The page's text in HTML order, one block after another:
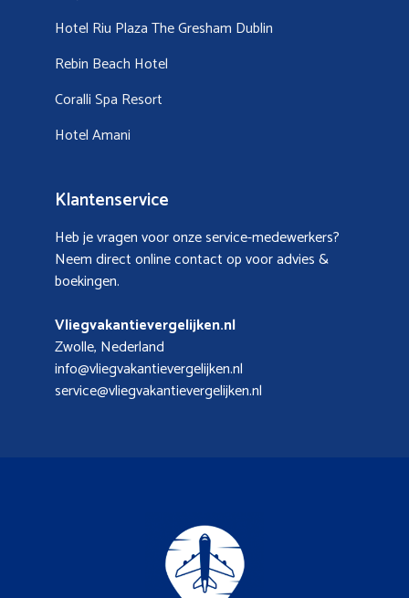
Hotel Riu Plaza The Gresham Dublin
Rebin Beach Hotel
Coralli Spa Resort
Hotel Amani
Klantenservice
Heb je vragen voor onze service-medewerkers?
Neem direct online contact op voor advies &
boekingen.
Vliegvakantievergelijken.nl
Zwolle, Nederland
info@vliegvakantievergelijken.nl
service@vliegvakantievergelijken.nl